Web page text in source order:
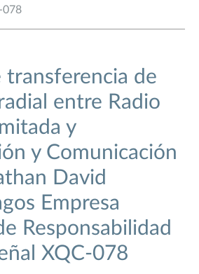
078
transferencia de
entre Radio
y
y Comunicación
David
Empresa
Responsabilidad
XQC-078